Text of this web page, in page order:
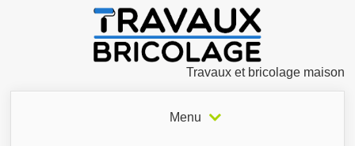
Travaux et bricolage maison
Menu